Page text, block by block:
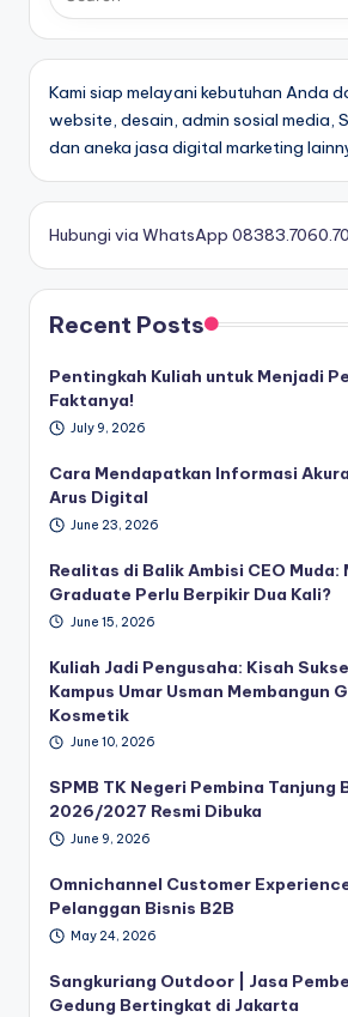
Kami siap melayani kebutuhan Anda
website, desain, admin sosial media,
dan aneka jasa digital marketing
Hubungi via WhatsApp
Recent Posts
Pentingkah Kuliah untuk Menjadi
Faktanya!
July 9, 2026
Cara Mendapatkan Informasi
Arus Digital
June 23, 2026
Realitas di Balik Ambisi CEO Muda:
Graduate Perlu Berpikir Dua Kali?
June 15, 2026
Kuliah Jadi Pengusaha: Kisah
Kampus Umar Usman Membangun
Kosmetik
June 10, 2026
SPMB TK Negeri Pembina Tanjung
2026/2027 Resmi Dibuka
June 9, 2026
Omnichannel Customer
Pelanggan Bisnis B2B
May 24, 2026
Sangkuriang Outdoor | Jasa
Gedung Bertingkat di Jakarta